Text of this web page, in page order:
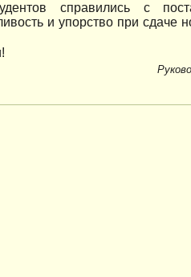
справились с
и упорство при